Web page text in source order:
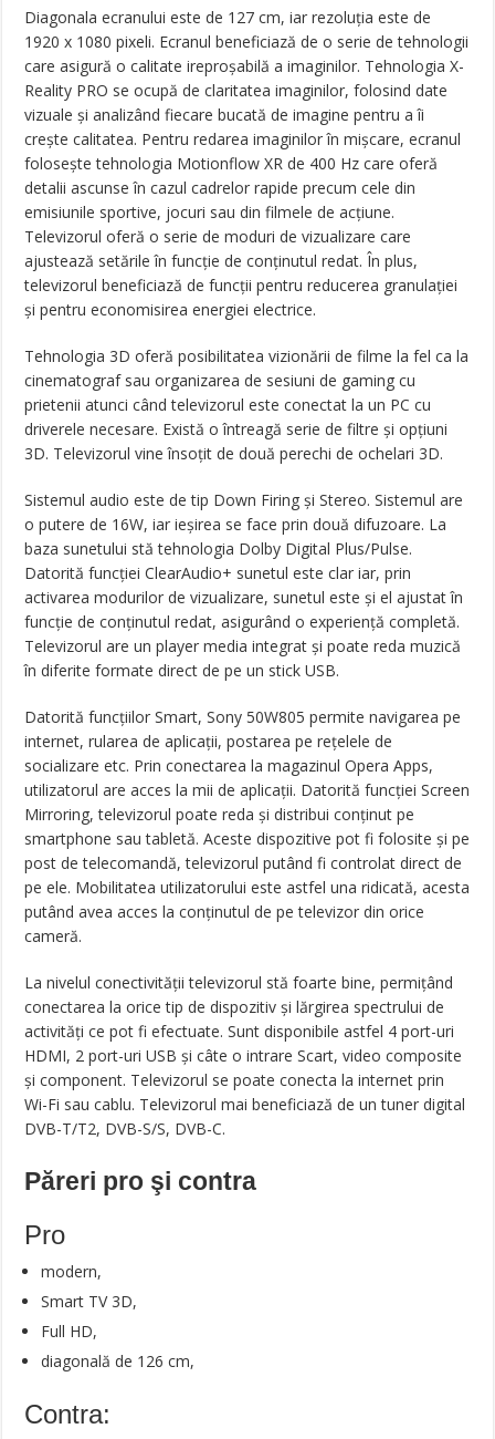
Diagonala ecranului este de 127 cm, iar rezoluția este de
1920 x 1080 pixeli. Ecranul beneficiază de o serie de tehnologii
care asigură o calitate ireproșabilă a imaginilor. Tehnologia X-
Reality PRO se ocupă de claritatea imaginilor, folosind date
vizuale și analizând fiecare bucată de imagine pentru a îi
crește calitatea. Pentru redarea imaginilor în mișcare, ecranul
folosește tehnologia Motionflow XR de 400 Hz care oferă
detalii ascunse în cazul cadrelor rapide precum cele din
emisiunile sportive, jocuri sau din filmele de acțiune.
Televizorul oferă o serie de moduri de vizualizare care
ajustează setările în funcție de conținutul redat. În plus,
televizorul beneficiază de funcții pentru reducerea granulației
și pentru economisirea energiei electrice.
Tehnologia 3D oferă posibilitatea vizionării de filme la fel ca la
cinematograf sau organizarea de sesiuni de gaming cu
prietenii atunci când televizorul este conectat la un PC cu
driverele necesare. Există o întreagă serie de filtre și opțiuni
3D. Televizorul vine însoțit de două perechi de ochelari 3D.
Sistemul audio este de tip Down Firing și Stereo. Sistemul are
o putere de 16W, iar ieșirea se face prin două difuzoare. La
baza sunetului stă tehnologia Dolby Digital Plus/Pulse.
Datorită funcției ClearAudio+ sunetul este clar iar, prin
activarea modurilor de vizualizare, sunetul este și el ajustat în
funcție de conținutul redat, asigurând o experiență completă.
Televizorul are un player media integrat și poate reda muzică
în diferite formate direct de pe un stick USB.
Datorită funcțiilor Smart, Sony 50W805 permite navigarea pe
internet, rularea de aplicații, postarea pe rețelele de
socializare etc. Prin conectarea la magazinul Opera Apps,
utilizatorul are acces la mii de aplicații. Datorită funcției Screen
Mirroring, televizorul poate reda și distribui conținut pe
smartphone sau tabletă. Aceste dispozitive pot fi folosite și pe
post de telecomandă, televizorul putând fi controlat direct de
pe ele. Mobilitatea utilizatorului este astfel una ridicată, acesta
putând avea acces la conținutul de pe televizor din orice
cameră.
La nivelul conectivității televizorul stă foarte bine, permițând
conectarea la orice tip de dispozitiv și lărgirea spectrului de
activități ce pot fi efectuate. Sunt disponibile astfel 4 port-uri
HDMI, 2 port-uri USB și câte o intrare Scart, video composite
și component. Televizorul se poate conecta la internet prin
Wi-Fi sau cablu. Televizorul mai beneficiază de un tuner digital
DVB-T/T2, DVB-S/S, DVB-C.
Păreri pro şi contra
Pro
modern,
Smart TV 3D,
Full HD,
diagonală de 126 cm,
Contra: